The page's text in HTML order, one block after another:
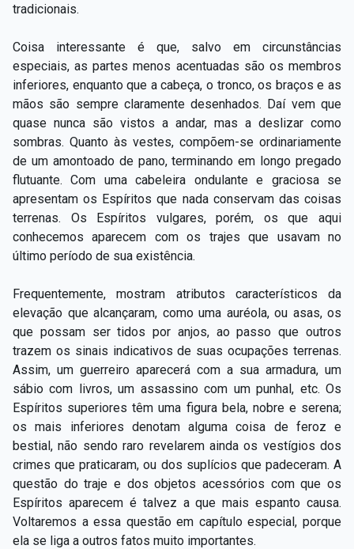
tradicionais.
Coisa interessante é que, salvo em circunstâncias
especiais, as partes menos acentuadas são os membros
inferiores, enquanto que a cabeça, o tronco, os braços e as
mãos são sempre claramente desenhados. Daí vem que
quase nunca são vistos a andar, mas a deslizar como
sombras. Quanto às vestes, compõem-se ordinariamente
de um amontoado de pano, terminando em longo pregado
flutuante. Com uma cabeleira ondulante e graciosa se
apresentam os Espíritos que nada conservam das coisas
terrenas. Os Espíritos vulgares, porém, os que aqui
conhecemos aparecem com os trajes que usavam no
último período de sua existência.
Frequentemente, mostram atributos característicos da
elevação que alcançaram, como uma auréola, ou asas, os
que possam ser tidos por anjos, ao passo que outros
trazem os sinais indicativos de suas ocupações terrenas.
Assim, um guerreiro aparecerá com a sua armadura, um
sábio com livros, um assassino com um punhal, etc. Os
Espíritos superiores têm uma figura bela, nobre e serena;
os mais inferiores denotam alguma coisa de feroz e
bestial, não sendo raro revelarem ainda os vestígios dos
crimes que praticaram, ou dos suplícios que padeceram. A
questão do traje e dos objetos acessórios com que os
Espíritos aparecem é talvez a que mais espanto causa.
Voltaremos a essa questão em capítulo especial, porque
ela se liga a outros fatos muito importantes.